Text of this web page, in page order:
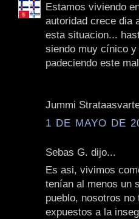
Estamos viviendo
autoridad crece dia
esta situacion...
siendo muy cínico
padeciendo este
Jummi
1 DE MAYO DE
Sebas G. dijo...
Es asi, vivimos
tenían al menos un
pueblo, nosotros
expuestos a la